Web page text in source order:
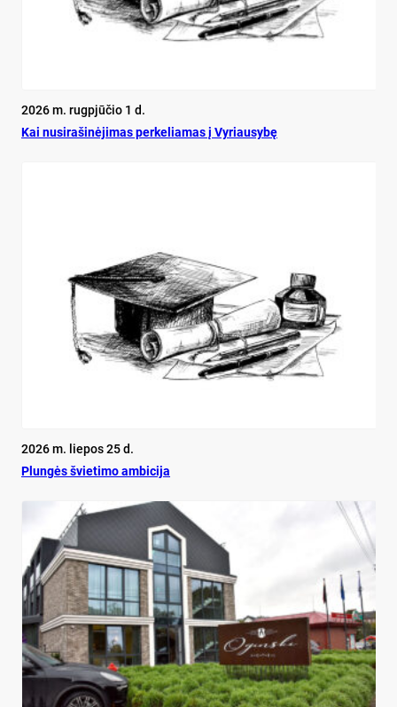
2026 m. rugpjūčio 1 d.
Kai nu­si­ra­ši­nė­ji­mas per­ke­lia­mas į Vy­riau­sy­bę
2026 m. liepos 25 d.
Plun­gės švie­ti­mo am­bi­ci­ja